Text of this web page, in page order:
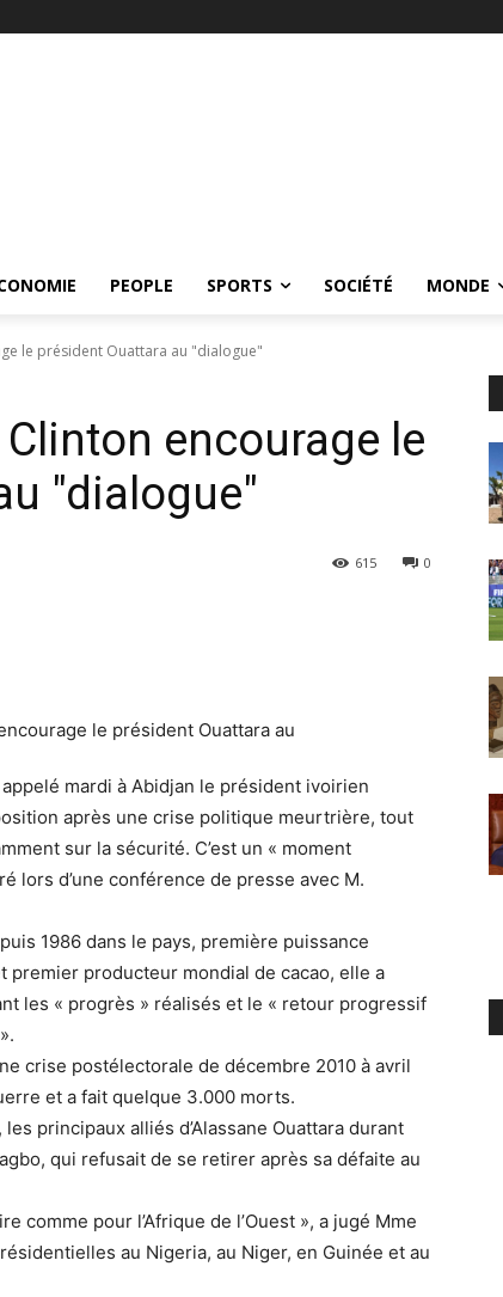
PEOPLE SPORTS SOCIÉTÉ MONDE
le président Ouattara au "dialogue"
encourage le
"dialogue"
0
615
mardi à Abidjan le président ivoirien
après une crise politique meurtrière, tout
sur la sécurité. C’est un « moment
lors d’une conférence de presse avec M.
1986 dans le pays, première puissance
premier producteur mondial de cacao, elle a
les « progrès » réalisés et le « retour progressif
crise postélectorale de décembre 2010 à avril
et a fait quelque 3.000 morts.
principaux alliés d’Alassane Ouattara durant
qui refusait de se retirer après sa défaite au
comme pour l’Afrique de l’Ouest », a jugé Mme
au Nigeria, au Niger, en Guinée et au